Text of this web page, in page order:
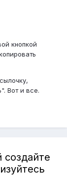
кнопкой
Вот и все.